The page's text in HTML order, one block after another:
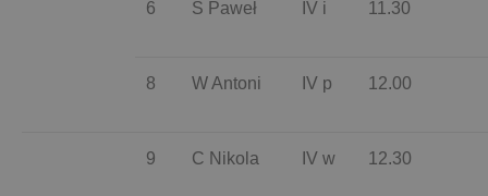
6 S Paweł IV i 11.30
8 W Antoni IV p 12.00
9 C Nikola IV w 12.30